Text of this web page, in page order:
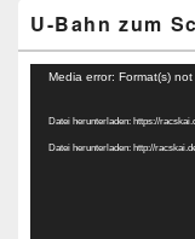
U-Bahn zum
Video-
Media error: Format(s)
Datei herunterladen: https://
Datei herunterladen: http://